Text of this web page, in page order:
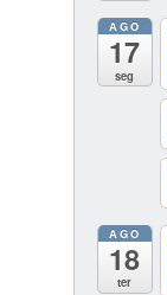
AGO
17
seg
AGO
18
ter